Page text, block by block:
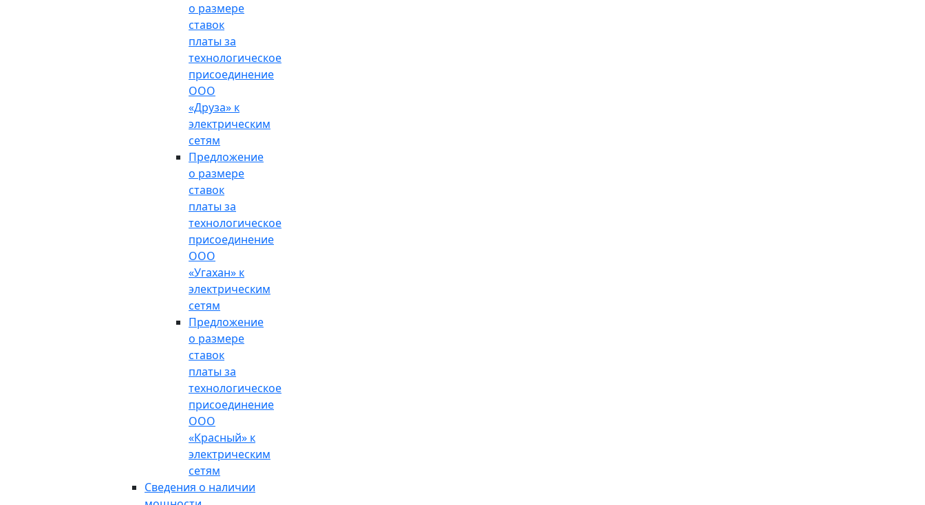
о размере
ставок
платы за
технологическое
присоединение
ООО
«Друза» к
электрическим
сетям
Предложение
о размере
ставок
платы за
технологическое
присоединение
ООО
«Угахан» к
электрическим
сетям
Предложение
о размере
ставок
платы за
технологическое
присоединение
ООО
«Красный» к
электрическим
сетям
Сведения о наличии